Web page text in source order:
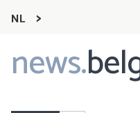
NL
news.
Main
navigation